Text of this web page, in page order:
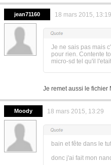
jean71160 18 mars 2015, 13:19
Je ne sais pas mais
pour rien. Contente
micro-sd tel qu'il
Je remet aussi le fichier
Moody 18 mars 2015, 13:29
bain et fête dans le
donc j'ai fait mon